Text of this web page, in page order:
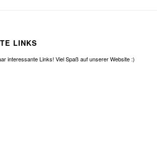
LINKS
interessante Links! Viel Spaß auf unserer Website :)